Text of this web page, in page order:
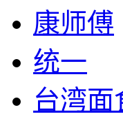
康师傅
统一
台湾面